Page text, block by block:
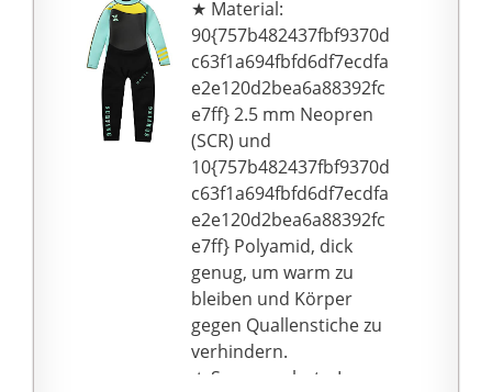
Marine, Material:
82{757b482437fbf9370d
c63f1a694fbfd6df7ecdfa
e2e120d2bea6a88392fc
e7ff} Polyamid,
18{757b482437fbf9370d
c63f1a694fbfd6df7ecdfa
e2e120d2bea6a88392fc
e7ff} Elasthan, Größe:
110/116
★ Material:
90{757b482437fbf9370d
c63f1a694fbfd6df7ecdfa
e2e120d2bea6a88392fc
e7ff} 2.5 mm Neopren
(SCR) und
10{757b482437fbf9370d
c63f1a694fbfd6df7ecdfa
e2e120d2bea6a88392fc
e7ff} Polyamid, dick
genug, um warm zu
bleiben und Körper
gegen Quallenstiche zu
verhindern.
★ Sonnenschutz: In